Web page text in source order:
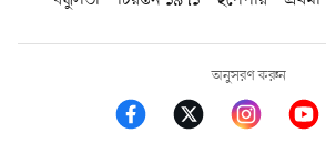
অনুসরণ করুন